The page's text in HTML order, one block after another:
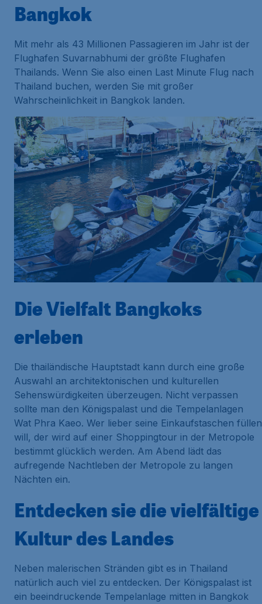
Bangkok
Mit mehr als 43 Millionen Passagieren im Jahr ist der
Flughafen Suvarnabhumi der größte Flughafen
Thailands. Wenn Sie also einen Last Minute Flug nach
Thailand buchen, werden Sie mit großer
Wahrscheinlichkeit in Bangkok landen.
Die Vielfalt Bangkoks
erleben
Die thailändische Hauptstadt kann durch eine große
Auswahl an architektonischen und kulturellen
Sehenswürdigkeiten überzeugen. Nicht verpassen
sollte man den Königspalast und die Tempelanlagen
Wat Phra Kaeo. Wer lieber seine Einkaufstaschen füllen
will, der wird auf einer Shoppingtour in der Metropole
bestimmt glücklich werden. Am Abend lädt das
aufregende Nachtleben der Metropole zu langen
Nächten ein.
Entdecken sie die vielfältige
Kultur des Landes
Neben malerischen Stränden gibt es in Thailand
natürlich auch viel zu entdecken. Der Königspalast ist
ein beeindruckende Tempelanlage mitten in Bangkok